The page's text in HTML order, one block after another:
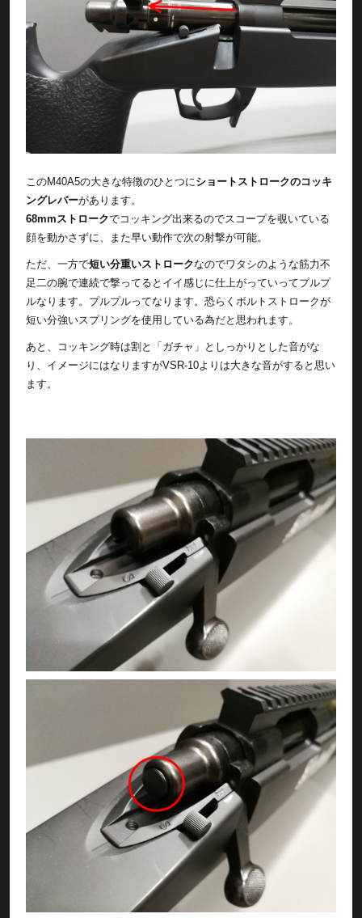
このM40A5の大きな特徴のひとつにショートストロークのコッキ
ングレバーがあります。
68mmストロークでコッキング出来るのでスコープを覗いている
顔を動かさずに、また早い動作で次の射撃が可能。
ただ、一方で短い分重いストロークなのでワタシのような筋力不
足二の腕で連続で撃ってるとイイ感じに仕上がっていってプルプ
ルなります。プルプルってなります。恐らくボルトストロークが
短い分強いスプリングを使用している為だと思われます。
あと、コッキング時は割と「ガチャ」としっかりとした音がな
り、イメージにはなりますがVSR-10よりは大きな音がすると思い
ます。